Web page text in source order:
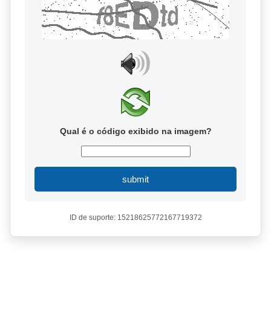
Qual é o código exibido na imagem?
submit
ID de suporte: 15218625772167719372